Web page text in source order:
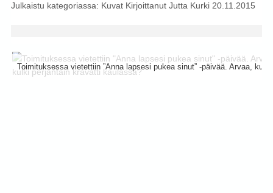
Julkaistu kategoriassa: KuvatKirjoittanut Jutta Kurki20.11.2015